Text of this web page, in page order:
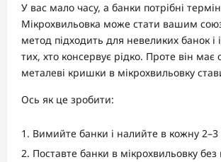
У вас мало часу, а банки потрібні
Мікрохвильовка може стати вашим
метод підходить для невеликих банок і
тих, хто консервує рідко. Проте він
металеві кришки в мікрохвильовку
Ось як це зробити:
Вимийте банки і налийте в кожну
Поставте банки в мікрохвильовку